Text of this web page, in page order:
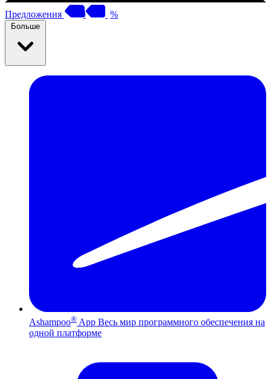
Предложения %
Больше
Ashampoo® App Весь мир программного обеспечения на
одной платформе